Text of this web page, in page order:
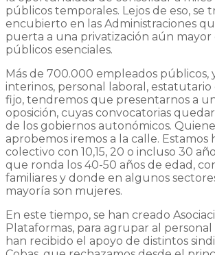
públicos temporales. Lejos de eso, se
encubierto en las Administraciones
puerta a una privatización aún mayor
públicos esenciales.
Más de 700.000 empleados públicos,
interinos, personal laboral,
fijo, tendremos que presentarnos a
oposición, cuyas convocatorias
de los gobiernos autonómicos.
aprobemos iremos a la calle.
colectivo con 10,15, 20 o incluso 30
que ronda los 40-50 años de edad,
familiares y donde en algunos
mayoría son mujeres.
En este tiempo, se han creado
Plataformas, para agrupar al
han recibido el apoyo de distintos